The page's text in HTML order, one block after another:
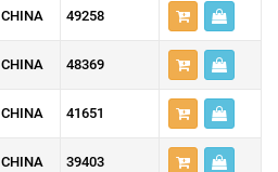
CHINA 49258
CHINA 48369
CHINA 41651
CHINA 39403